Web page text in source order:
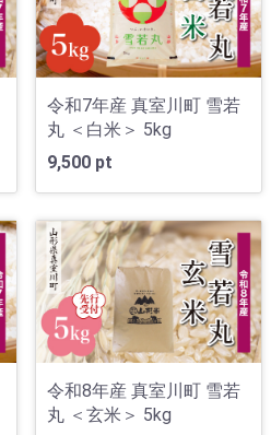
令和7年産 真室川町 雪若
丸 ＜白米＞ 5kg
9,500 pt
令和8年産 真室川町 雪若
丸 ＜玄米＞ 5kg